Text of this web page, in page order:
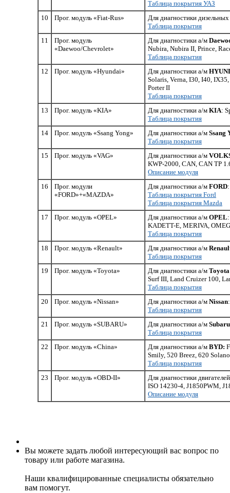
Таблица покрытия УАЗ
10
Прог. модуль «Fiat-Rus»
Для диагностики
Таблица покрытия
11
Прог. модуль
«Daewoo/Chevrolet»
Для диагностики а/м
Nubira, Nubira II, Prince,
Таблица покрытия
12
Прог. модуль «Hyundai» Для диагностики а/м
Solaris, Verna, I30, I40,
Porter II
Таблица покрытия
13
Прог. модуль «KIA» Для диагностики а/м KIA:
Таблица покрытия
14
Прог. модуль «Ssang Yong» Для диагностики а/м Ssang
Таблица покрытия
15
Прог. модуль «VAG» Для диагностики а/м
KWP-2000, CAN, CAN TP
Описание модуля
16
Прог. модули
«FORD»+«MAZDA»
Для диагностики а/м FORD
Таблица покрытия Ford
Таблица покрытия Mazda
17
Прог. модуль «OPEL» Для диагностики а/м OPEL
KADETT-E, MERIVA,
Таблица покрытия
18
Прог. модуль «Renault» Для диагностики а/м
Таблица покрытия
19
Прог. модуль «Toyota» Для диагностики а/м Toyota
Surf III, Land Cruizer 100,
Таблица покрытия
20
Прог. модуль «Nissan» Для диагностики а/м Nissan
Таблица покрытия
21
Прог. модуль «SUBARU» Для диагностики а/м Subaru
Таблица покрытия
22
Прог. модуль «Сhina» Для диагностики а/м ВYD:
Smily, 520 Breez, 620
Таблица покрытия
23
Прог. модуль «OBD-II»
Для диагностики
ISO 14230-4, J1850PWM,
Описание модуля
Вы можете задать любой интересующий вас вопрос по
товару или работе магазина.
Наши квалифицированные специалисты обязательно
вам помогут.